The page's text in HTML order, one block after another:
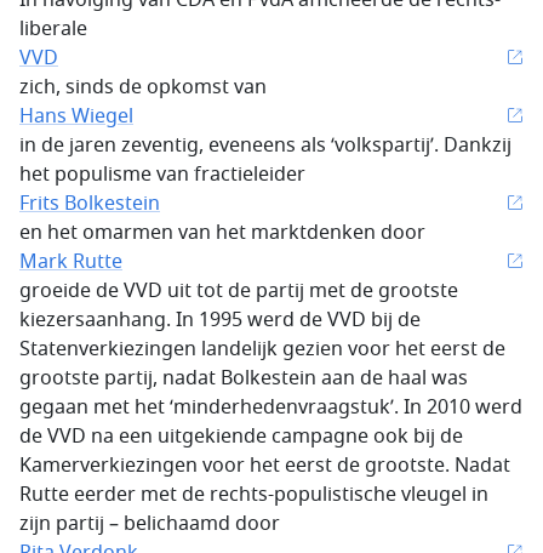
liberale
VVD
zich, sinds de opkomst van
Hans Wiegel
in de jaren zeventig, eveneens als ‘volkspartij’. Dankzij
het populisme van fractieleider
Frits Bolkestein
en het omarmen van het marktdenken door
Mark Rutte
groeide de VVD uit tot de partij met de grootste
kiezersaanhang. In 1995 werd de VVD bij de
Statenverkiezingen landelijk gezien voor het eerst de
grootste partij, nadat Bolkestein aan de haal was
gegaan met het ‘minderhedenvraagstuk’. In 2010 werd
de VVD na een uitgekiende campagne ook bij de
Kamerverkiezingen voor het eerst de grootste. Nadat
Rutte eerder met de rechts-populistische vleugel in
zijn partij – belichaamd door